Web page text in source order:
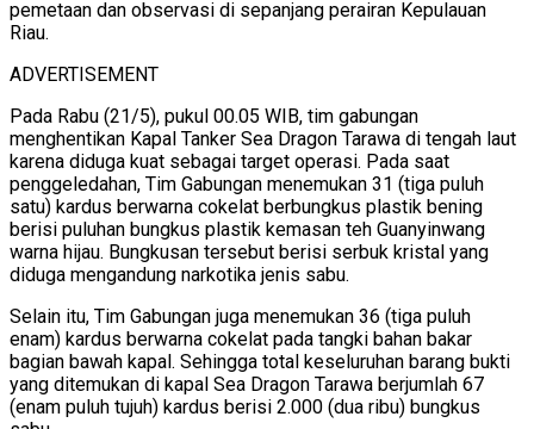
pemetaan dan observasi di sepanjang perairan Kepulauan
Riau.
ADVERTISEMENT
Pada Rabu (21/5), pukul 00.05 WIB, tim gabungan
menghentikan Kapal Tanker Sea Dragon Tarawa di tengah laut
karena diduga kuat sebagai target operasi. Pada saat
penggeledahan, Tim Gabungan menemukan 31 (tiga puluh
satu) kardus berwarna cokelat berbungkus plastik bening
berisi puluhan bungkus plastik kemasan teh Guanyinwang
warna hijau. Bungkusan tersebut berisi serbuk kristal yang
diduga mengandung narkotika jenis sabu.
Selain itu, Tim Gabungan juga menemukan 36 (tiga puluh
enam) kardus berwarna cokelat pada tangki bahan bakar
bagian bawah kapal. Sehingga total keseluruhan barang bukti
yang ditemukan di kapal Sea Dragon Tarawa berjumlah 67
(enam puluh tujuh) kardus berisi 2.000 (dua ribu) bungkus